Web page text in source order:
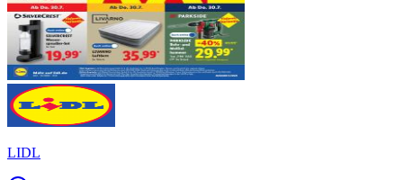
LIDL